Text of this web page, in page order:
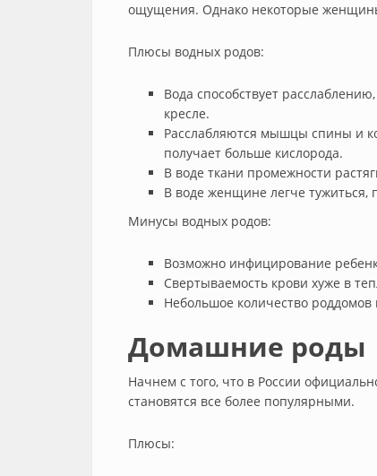
ощущения. Однако некоторые
Плюсы водных родов:
Вода способствует
кресле.
Расслабляются мышцы спины и
получает больше кислорода.
В воде ткани промежности
В воде женщине легче тужиться,
Минусы водных родов:
Возможно инфицирование
Свертываемость крови хуже в
Небольшое количество роддомов
Домашние роды
Начнем с того, что в России
становятся все более популярными.
Плюсы: